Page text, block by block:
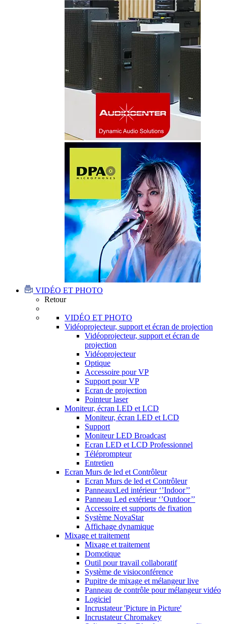
VIDÉO ET PHOTO
Retour
VIDÉO ET PHOTO
Vidéoprojecteur, support et écran de projection
Vidéoprojecteur, support et écran de
projection
Vidéoprojecteur
Optique
Accessoire pour VP
Support pour VP
Ecran de projection
Pointeur laser
Moniteur, écran LED et LCD
Moniteur, écran LED et LCD
Support
Moniteur LED Broadcast
Ecran LED et LCD Professionnel
Téléprompteur
Entretien
Ecran Murs de led et Contrôleur
Ecran Murs de led et Contrôleur
PanneauxLed intérieur ‘’Indoor’’
Panneau Led extérieur ‘’Outdoor’’
Accessoire et supports de fixation
Système NovaStar
Affichage dynamique
Mixage et traitement
Mixage et traitement
Domotique
Outil pour travail collaboratif
Système de visioconférence
Pupitre de mixage et mélangeur live
Panneau de contrôle pour mélangeur vidéo
Logiciel
Incrustateur 'Picture in Picture'
Incrustateur Chromakey